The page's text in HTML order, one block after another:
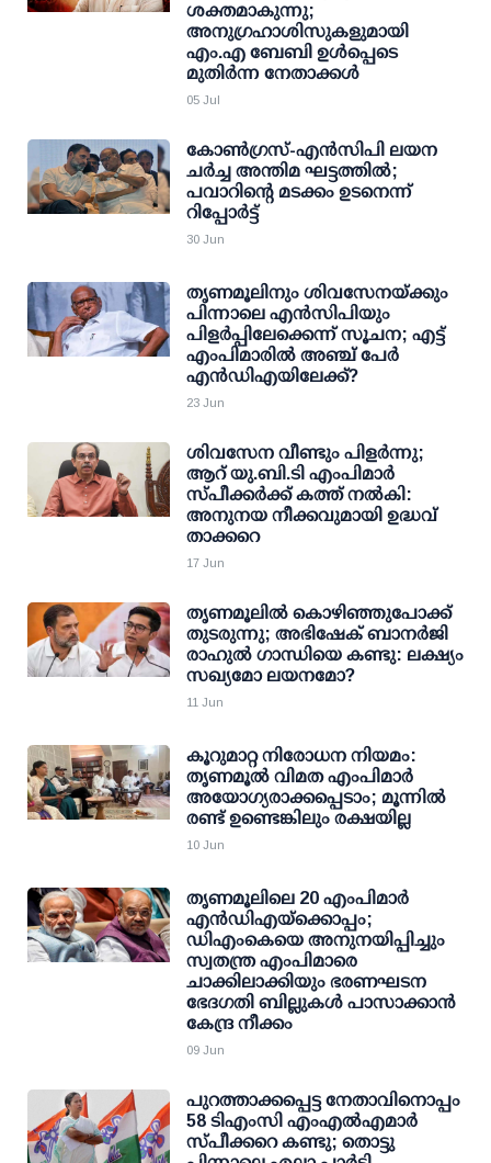
ശക്തമാകുന്നു;
അനുഗ്രഹാശിസുകളുമായി
എം.എ ബേബി ഉള്‍പ്പെടെ
മുതിര്‍ന്ന നേതാക്കള്‍
05 Jul
കോണ്‍ഗ്രസ്-എന്‍സിപി ലയന
ചര്‍ച്ച അന്തിമ ഘട്ടത്തില്‍;
പവാറിന്റെ മടക്കം ഉടനെന്ന്
റിപ്പോര്‍ട്ട്
30 Jun
തൃണമൂലിനും ശിവസേനയ്ക്കും
പിന്നാലെ എന്‍സിപിയും
പിളര്‍പ്പിലേക്കെന്ന് സൂചന; എട്ട്
എംപിമാരില്‍ അഞ്ച് പേര്‍
എന്‍ഡിഎയിലേക്ക്?
23 Jun
ശിവസേന വീണ്ടും പിളര്‍ന്നു;
ആറ് യു.ബി.ടി എംപിമാര്‍
സ്പീക്കര്‍ക്ക് കത്ത് നല്‍കി:
അനുനയ നീക്കവുമായി ഉദ്ധവ്
താക്കറെ
17 Jun
തൃണമൂലില്‍ കൊഴിഞ്ഞുപോക്ക്
തുടരുന്നു; അഭിഷേക് ബാനര്‍ജി
രാഹുല്‍ ഗാന്ധിയെ കണ്ടു: ലക്ഷ്യം
സഖ്യമോ ലയനമോ?
11 Jun
കൂറുമാറ്റ നിരോധന നിയമം:
തൃണമൂല്‍ വിമത എംപിമാര്‍
അയോഗ്യരാക്കപ്പെടാം; മൂന്നില്‍
രണ്ട് ഉണ്ടെങ്കിലും രക്ഷയില്ല
10 Jun
തൃണമൂലിലെ 20 എംപിമാര്‍
എന്‍ഡിഎയ്‌ക്കൊപ്പം;
ഡിഎംകെയെ അനുനയിപ്പിച്ചും
സ്വതന്ത്ര എംപിമാരെ
ചാക്കിലാക്കിയും ഭരണഘടന
ഭേദഗതി ബില്ലുകള്‍ പാസാക്കാന്‍
കേന്ദ്ര നീക്കം
09 Jun
പുറത്താക്കപ്പെട്ട നേതാവിനൊപ്പം
58 ടിഎംസി എംഎല്‍എമാര്‍
സ്പീക്കറെ കണ്ടു; തൊട്ടു